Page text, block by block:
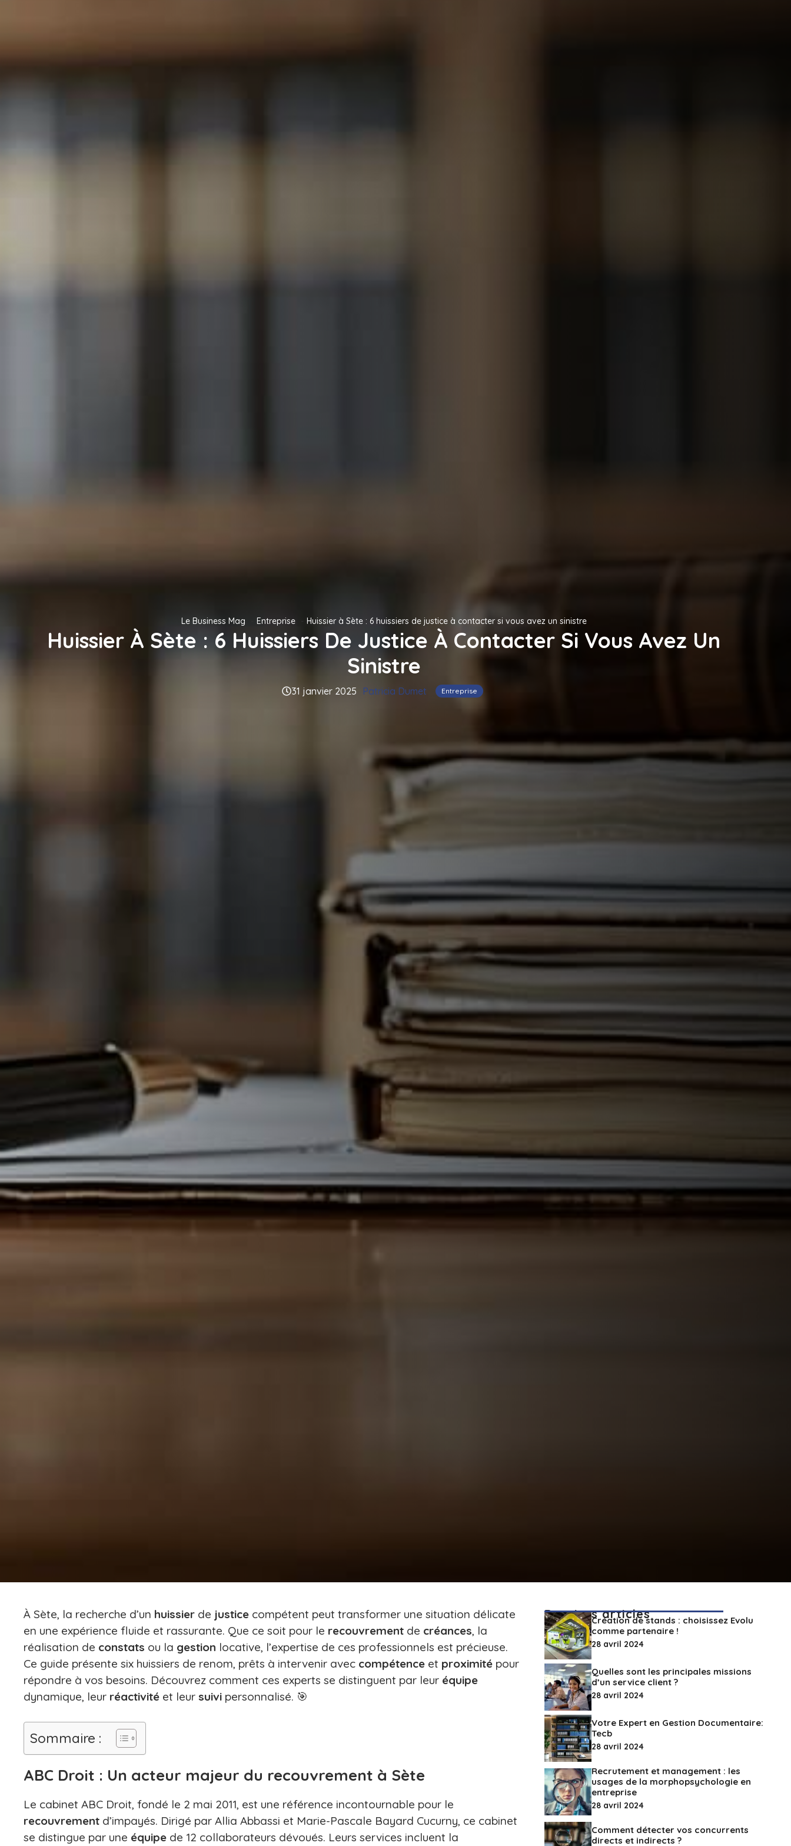
Le Business Mag Entreprise Huissier à Sète : 6 huissiers de justice à contacter si vous avez un sinistre
Huissier À Sète : 6 Huissiers De Justice À Contacter Si Vous Avez Un
Sinistre
31 janvier 2025 Patricia Dumet Entreprise
À Sète, la recherche d’un huissier de justice compétent peut transformer une situation délicate
en une expérience fluide et rassurante. Que ce soit pour le recouvrement de créances, la
réalisation de constats ou la gestion locative, l’expertise de ces professionnels est précieuse.
Ce guide présente six huissiers de renom, prêts à intervenir avec compétence et proximité pour
répondre à vos besoins. Découvrez comment ces experts se distinguent par leur équipe
dynamique, leur réactivité et leur suivi personnalisé. 🎯
Sommaire :
ABC Droit : Un acteur majeur du recouvrement à Sète
Le cabinet ABC Droit, fondé le 2 mai 2011, est une référence incontournable pour le
recouvrement d’impayés. Dirigé par Allia Abbassi et Marie-Pascale Bayard Cucurny, ce cabinet
se distingue par une équipe de 12 collaborateurs dévoués. Leurs services incluent la
Derniers articles
Création de stands : choisissez Evolu
comme partenaire !
28 avril 2024
Quelles sont les principales missions
d’un service client ?
28 avril 2024
Votre Expert en Gestion Documentaire:
Tecb
28 avril 2024
Recrutement et management : les
usages de la morphopsychologie en
entreprise
28 avril 2024
Comment détecter vos concurrents
directs et indirects ?